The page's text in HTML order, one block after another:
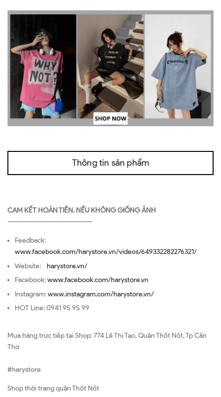
Thông tin sản phẩm
CAM KẾT HOÀN TIỀN. NẾU KHÔNG GIỐNG ẢNH
—————————————————
Feedback:
www.facebook.com/harystore.vn/videos/649332282276321/
Website: harystore.vn/
Facebook:www.facebook.com/harystore.vn
Instagram:www.instagram.com/harystore.vn/
HOT Line: 0941 95 95 99
Mua hàng trực tiếp tại Shop: 774 Lê Thị Tạo, Quận Thốt Nốt, Tp Cần
Thơ
#harystore
Shop thời trang quận Thốt Nốt